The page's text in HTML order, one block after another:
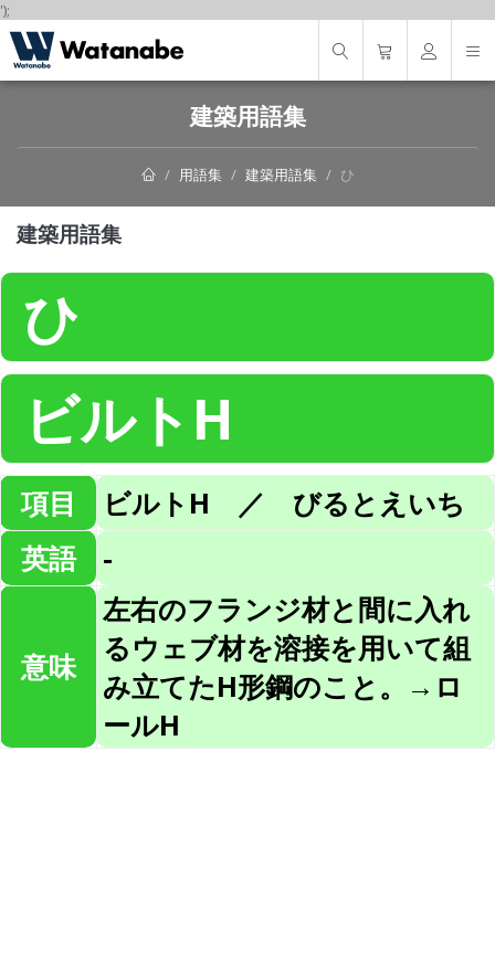
');
建築用語集
用語集 建築用語集 ひ
建築用語集
ひ
ビルトH
項目
ビルトH ／ びるとえいち
英語
-
意味
左右のフランジ材と間に入れ
るウェブ材を溶接を用いて組
み立てたH形鋼のこと。→ロ
ールH